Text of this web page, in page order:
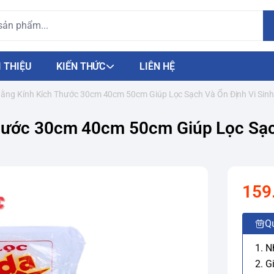
THIỆU KIẾN THỨC LIÊN HỆ
Kính Kích Thước 30cm 40cm 50cm Giúp Lọc Sạch Và Ổn Định Vi
30cm 40cm 50cm Giúp Lọc
1.
2.